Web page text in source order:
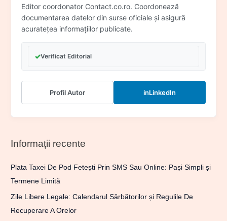
Editor coordonator Contact.co.ro. Coordonează
documentarea datelor din surse oficiale și asigură
acuratețea informațiilor publicate.
✓Verificat Editorial
Profil Autor inLinkedIn
Informații recente
Plata Taxei De Pod Fetești Prin SMS Sau Online: Pași Simpli și
Termene Limită
Zile Libere Legale: Calendarul Sărbătorilor și Regulile De
Recuperare A Orelor